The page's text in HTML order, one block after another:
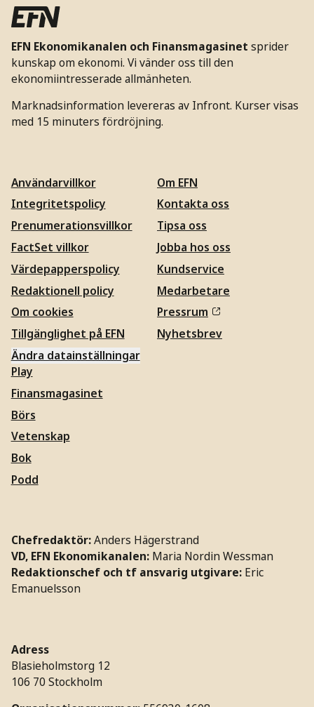
EFN Ekonomikanalen och Finansmagasinet sprider
kunskap om ekonomi. Vi vänder oss till den
ekonomiintresserade allmänheten.
Marknadsinformation levereras av Infront. Kurser visas
med 15 minuters fördröjning.
Användarvillkor
Integritetspolicy
Prenumerationsvillkor
FactSet villkor
Värdepapperspolicy
Redaktionell policy
Om cookies
Tillgänglighet på EFN
Ändra datainställningar
Om EFN
Kontakta oss
Tipsa oss
Jobba hos oss
Kundservice
Medarbetare
Pressrum
Nyhetsbrev
Play
Finansmagasinet
Börs
Vetenskap
Bok
Podd
Chefredaktör:Anders Hägerstrand
VD, EFN Ekonomikanalen: Maria Nordin Wessman
Redaktionschef och tf ansvarig utgivare: Eric
Emanuelsson
Adress
Blasieholmstorg 12
106 70 Stockholm